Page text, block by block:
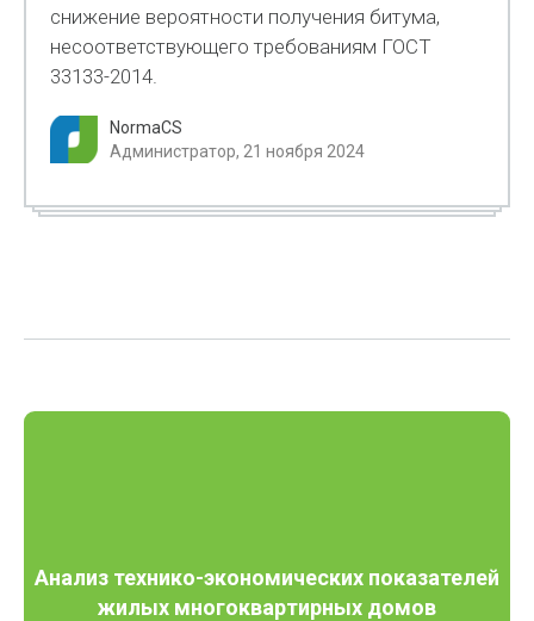
снижение вероятности получения битума,
несоответствующего требованиям ГОСТ
33133-2014.
NormaCS
Администратор, 21 ноября 2024
Анализ технико-экономических показателей
жилых многоквартирных домов